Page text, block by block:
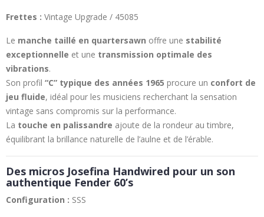
Frettes : Vintage Upgrade / 45085
Le manche taillé en quartersawn offre une stabilité
exceptionnelle et une transmission optimale des
vibrations.
Son profil “C” typique des années 1965 procure un confort de
jeu fluide, idéal pour les musiciens recherchant la sensation
vintage sans compromis sur la performance.
La touche en palissandre ajoute de la rondeur au timbre,
équilibrant la brillance naturelle de l’aulne et de l’érable.
Des micros Josefina Handwired pour un son
authentique Fender 60’s
Configuration : SSS